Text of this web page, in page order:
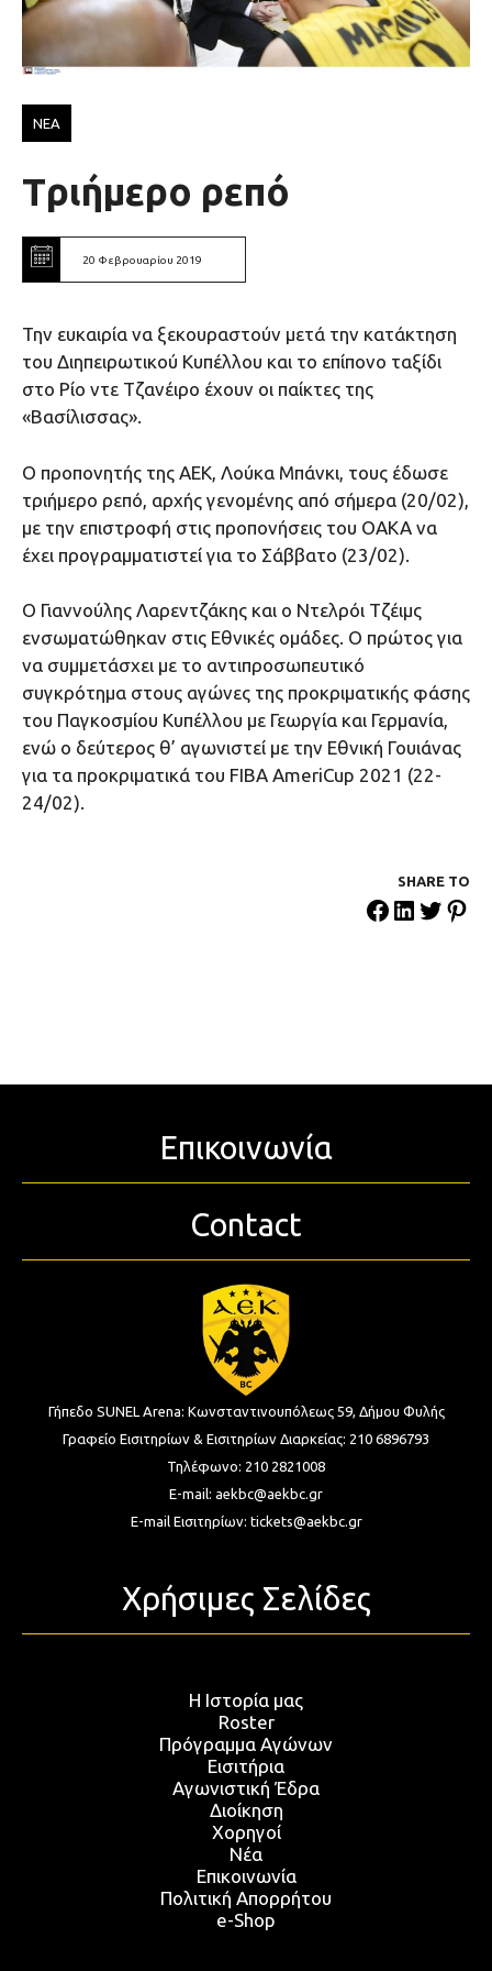
ΝΕΑ
Tριήμερο ρεπό
20 Φεβρουαρίου 2019
Την ευκαιρία να ξεκουραστούν μετά την κατάκτηση
του Διηπειρωτικού Κυπέλλου και το επίπονο ταξίδι
στο Ρίο ντε Τζανέιρο έχουν οι παίκτες της
«Βασίλισσας».
Ο προπονητής της ΑΕΚ, Λούκα Μπάνκι, τους έδωσε
τριήμερο ρεπό, αρχής γενομένης από σήμερα (20/02),
με την επιστροφή στις προπονήσεις του ΟΑΚΑ να
έχει προγραμματιστεί για το Σάββατο (23/02).
Ο Γιαννούλης Λαρεντζάκης και ο Ντελρόι Τζέιμς
ενσωματώθηκαν στις Εθνικές ομάδες. Ο πρώτος για
να συμμετάσχει με το αντιπροσωπευτικό
συγκρότημα στους αγώνες της προκριματικής φάσης
του Παγκοσμίου Κυπέλλου με Γεωργία και Γερμανία,
ενώ ο δεύτερος θ’ αγωνιστεί με την Εθνική Γουιάνας
για τα προκριματικά του FIBA AmeriCup 2021 (22-
24/02).
SHARE ΤΟ
Επικοινωνία
Contact
Γήπεδο SUNEL Arena: Κωνσταντινουπόλεως 59, Δήμου Φυλής
Γραφείο Εισιτηρίων & Εισιτηρίων Διαρκείας: 210 6896793
Τηλέφωνο: 210 2821008
E-mail: aekbc@aekbc.gr
E-mail Εισιτηρίων: tickets@aekbc.gr
Χρήσιμες Σελίδες
Η Ιστορία μας
Roster
Πρόγραμμα Αγώνων
Εισιτήρια
Αγωνιστική Έδρα
Διοίκηση
Χορηγοί
Νέα
Επικοινωνία
Πολιτική Απορρήτου
e-Shop